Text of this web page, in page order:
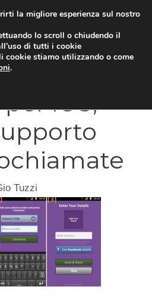
iOS,
Tuzzi
la migliore esperienza sul nostro
lo scroll o chiudendo il
di tutti i cookie
cookie stiamo utilizzando o come
.